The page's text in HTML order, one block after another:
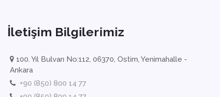
İletişim Bilgilerimiz
100. Yıl Bulvarı No:112, 06370, Ostim, Yenimahalle -
Ankara
+90 (850) 800 14 77